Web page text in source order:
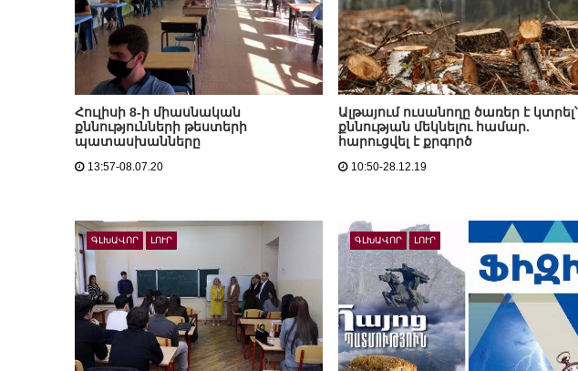
Հուլիսի 8-ի միասնական
քննությունների թեստերի
պատասխանները
13:57-08.07.20
Ալթայում ուսանողը ծառեր է կտրել՝
քննության մեկնելու համար.
հարուցվել է քրգործ
10:50-28.12.19
ԳԼԽԱՎՈՐ ԼՈՒՐ ԳԼԽԱՎՈՐ ԼՈՒՐ